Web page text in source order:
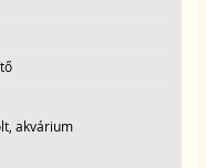
akvárium